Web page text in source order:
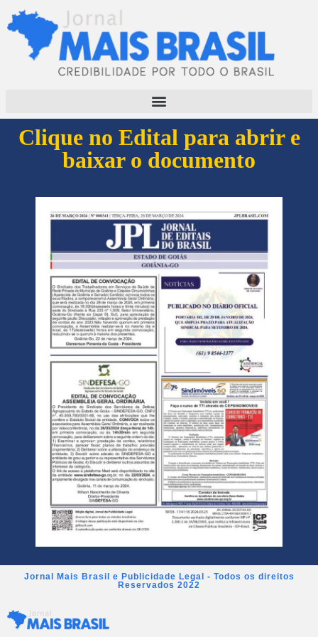
Clique no Edital para abrir e
baixar o documento
Jornal Mais Brasil e Publicidade Legal - Todos os direitos
Reservados 2022